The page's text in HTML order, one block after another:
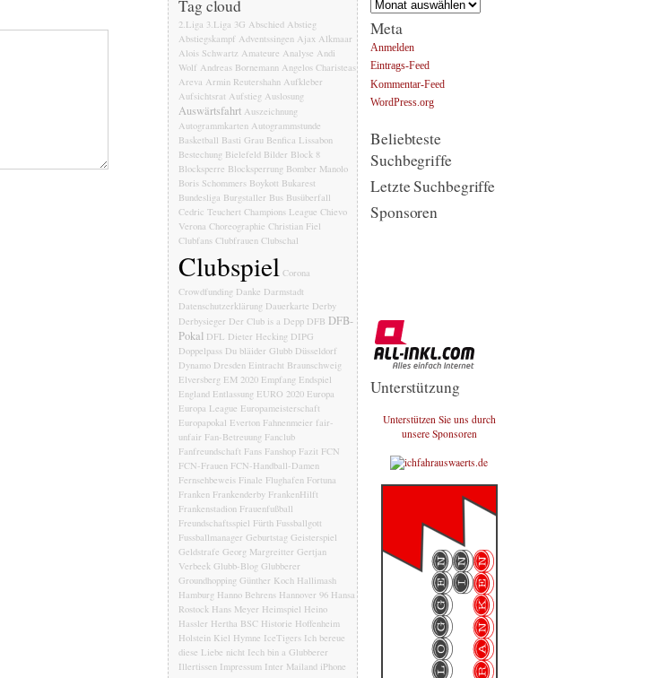
Tag cloud
2.Liga 3.Liga 3G Abschied Abstieg
Abstiegskampf Adventssingen Ajax Alkmaar
Alois Schwartz Amateure Analyse Andi
Wolf Andreas Bornemann Angelos Charisteas
Areva Armin Reutershahn Aufkleber
Aufsichtsrat Aufstieg Auslosung
Auswärtsfahrt Auszeichnung
Autogrammkarten Autogrammstunde
Basketball Basti Grau Benfica Lissabon
Bestechung Bielefeld Bilder Block 8
Blocksperre Blocksperrung Bomber Manolo
Boris Schommers Boykott Bukarest
Bundesliga Burgstaller Bus Busüberfall
Cedric Teuchert Champions League Chievo
Verona Choreographie Christian Fiel
Clubfans Clubfrauen Clubschal
Clubspiel Corona
Crowdfunding Danke Darmstadt
Datenschutzerklärung Dauerkarte Derby
Derbysieger Der Club is a Depp DFB DFB-
Pokal DFL Dieter Hecking DIPG
Doppelpass Du bläider Glubb Düsseldorf
Dynamo Dresden Eintracht Braunschweig
Elversberg EM 2020 Empfang Endspiel
England Entlassung EURO 2020 Europa
Europa League Europameisterschaft
Europapokal Everton Fahnenmeier fair-
unfair Fan-Betreuung Fanclub
Fanfreundschaft Fans Fanshop Fazit FCN
FCN-Frauen FCN-Handball-Damen
Fernsehbeweis Finale Flughafen Fortuna
Franken Frankenderby FrankenHilft
Frankenstadion Frauenfußball
Freundschaftsspiel Fürth Fussballgott
Fussballmanager Geburtstag Geisterspiel
Geldstrafe Georg Margreitter Gertjan
Verbeek Glubb-Blog Glubberer
Groundhopping Günther Koch Hallimash
Hamburg Hanno Behrens Hannover 96 Hansa
Rostock Hans Meyer Heimspiel Heino
Hassler Hertha BSC Historie Hoffenheim
Holstein Kiel Hymne IceTigers Ich bereue
diese Liebe nicht Iech bin a Glubberer
Illertissen Impressum Inter Mailand iPhone
Meta
Anmelden
Eintrags-Feed
Kommentar-Feed
WordPress.org
Beliebteste
Suchbegriffe
Letzte Suchbegriffe
Sponsoren
Unterstützung
Unterstützen Sie uns durch
unsere Sponsoren